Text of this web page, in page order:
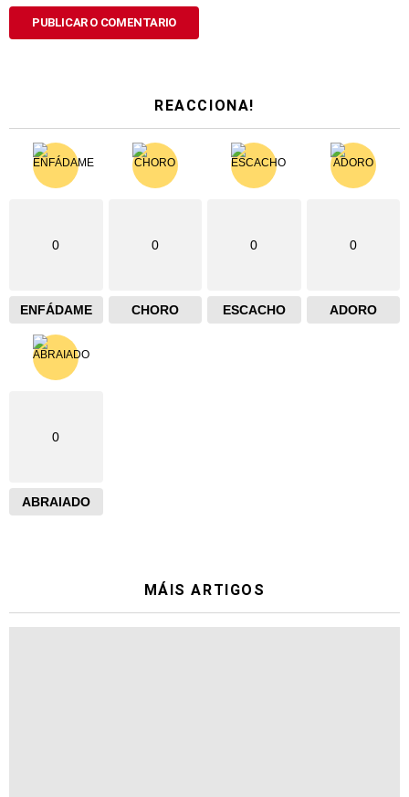
REACCIONA!
0
ENFÁDAME
0
CHORO
0
ESCACHO
0
ADORO
0
ABRAIADO
MÁIS ARTIGOS